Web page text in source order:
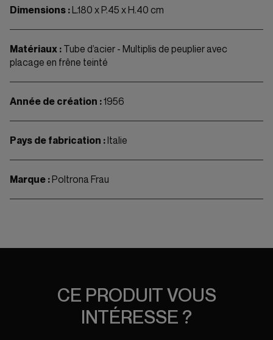
Dimensions :L.180 x P.45 x H.40 cm
Matériaux : Tube d’acier - Multiplis de peuplier avec
placage en frêne teinté
Année de création :1956
Pays de fabrication :Italie
Marque :Poltrona Frau
CE PRODUIT VOUS
INTÉRESSE ?